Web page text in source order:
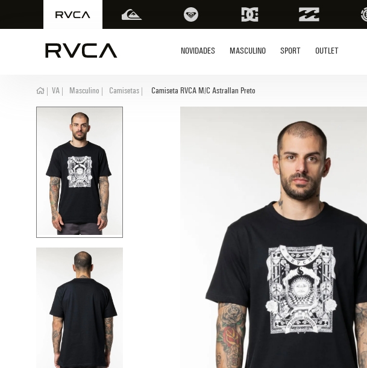
acima de R$ 499 | Consulte as Regras Parcele suas compras em até 10x sem juros! Aproveite!
NOVIDADES MASCULINO SPORT OUTLET
VA Masculino Camisetas Camiseta RVCA M/C Astrallan Pretotermos mais buscados
rash guard
mochila
10º jaqueta